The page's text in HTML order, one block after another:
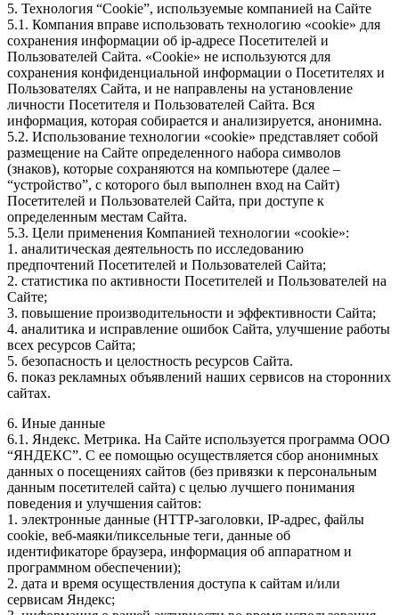
5. Технология “Cookie”, используемые компанией на Сайте
5.1. Компания вправе использовать технологию «cookie» для
сохранения информации об ip-адресе Посетителей и
Пользователей Сайта. «Cookie» не используются для
сохранения конфиденциальной информации о Посетителях и
Пользователях Сайта, и не направлены на установление
личности Посетителя и Пользователей Сайта. Вся
информация, которая собирается и анализируется, анонимна.
5.2. Использование технологии «cookie» представляет собой
размещение на Сайте определенного набора символов
(знаков), которые сохраняются на компьютере (далее –
“устройство”, с которого был выполнен вход на Сайт)
Посетителей и Пользователей Сайта, при доступе к
определенным местам Сайта.
5.3. Цели применения Компанией технологии «cookie»:
1. аналитическая деятельность по исследованию
предпочтений Посетителей и Пользователей Сайта;
2. статистика по активности Посетителей и Пользователей на
Сайте;
3. повышение производительности и эффективности Сайта;
4. аналитика и исправление ошибок Сайта, улучшение работы
всех ресурсов Сайта;
5. безопасность и целостность ресурсов Сайта.
6. показ рекламных объявлений наших сервисов на сторонних
сайтах.
6. Иные данные
6.1. Яндекс. Метрика. На Сайте используется программа ООО
“ЯНДЕКС”. С ее помощью осуществляется сбор анонимных
данных о посещениях сайтов (без привязки к персональным
данным посетителей сайта) с целью лучшего понимания
поведения и улучшения сайтов:
1. электронные данные (HTTP-заголовки, IP-адрес, файлы
cookie, веб-маяки/пиксельные теги, данные об
идентификаторе браузера, информация об аппаратном и
программном обеспечении);
2. дата и время осуществления доступа к сайтам и/или
сервисам Яндекс;